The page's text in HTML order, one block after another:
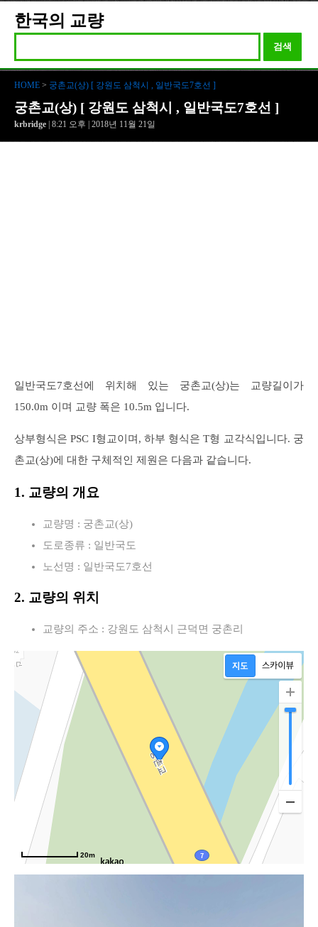
한국의 교량
검색
HOME > 궁촌교(상) [ 강원도 삼척시 , 일반국도7호선 ]
궁촌교(상) [ 강원도 삼척시 , 일반국도7호선 ]
krbridge | 8:21 오후 | 2018년 11월 21일
일반국도7호선에 위치해 있는 궁촌교(상)는 교량길이가
150.0m 이며 교량 폭은 10.5m 입니다.
상부형식은 PSC I형교이며, 하부 형식은 T형 교각식입니다. 궁
촌교(상)에 대한 구체적인 제원은 다음과 같습니다.
1. 교량의 개요
교량명 : 궁촌교(상)
도로종류 : 일반국도
노선명 : 일반국도7호선
2. 교량의 위치
교량의 주소 : 강원도 삼척시 근덕면 궁촌리
20m